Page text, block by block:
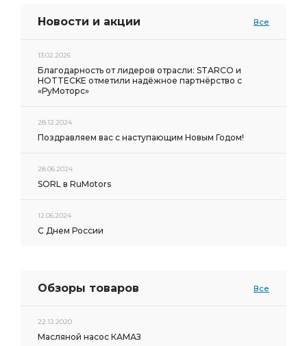
Новости и акции Все
13.02.2026
Благодарность от лидеров отрасли: STARCO и
HOTTECKE отметили надёжное партнёрство с
«РуМоторс»
28.12.2024
Поздравляем вас с наступающим Новым Годом!
28.06.2024
SORL в RuMotors
12.06.2024
С Днем России
Обзоры товаров Все
22.12.2020
Масляной насос КАМАЗ